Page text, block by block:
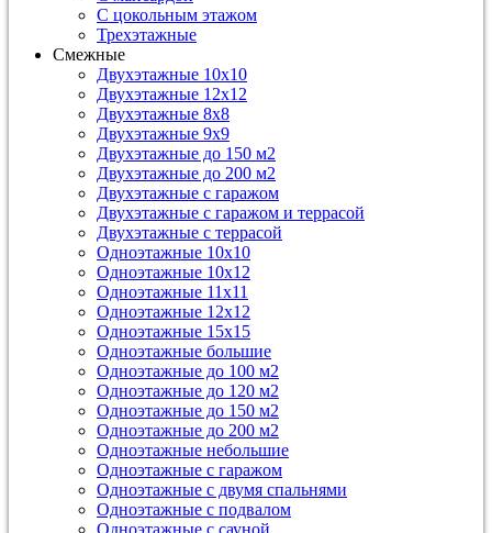
С цокольным этажом
Трехэтажные
Смежные
Двухэтажные 10х10
Двухэтажные 12х12
Двухэтажные 8х8
Двухэтажные 9х9
Двухэтажные до 150 м2
Двухэтажные до 200 м2
Двухэтажные с гаражом
Двухэтажные с гаражом и террасой
Двухэтажные с террасой
Одноэтажные 10х10
Одноэтажные 10х12
Одноэтажные 11х11
Одноэтажные 12х12
Одноэтажные 15х15
Одноэтажные большие
Одноэтажные до 100 м2
Одноэтажные до 120 м2
Одноэтажные до 150 м2
Одноэтажные до 200 м2
Одноэтажные небольшие
Одноэтажные с гаражом
Одноэтажные с двумя спальнями
Одноэтажные с подвалом